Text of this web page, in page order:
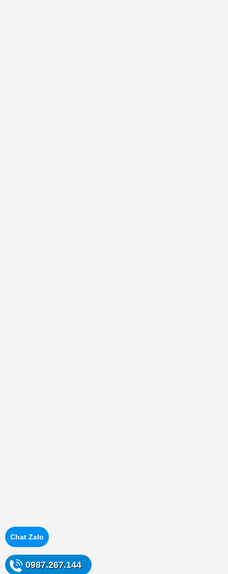
0987.267.144
Chat Zalo